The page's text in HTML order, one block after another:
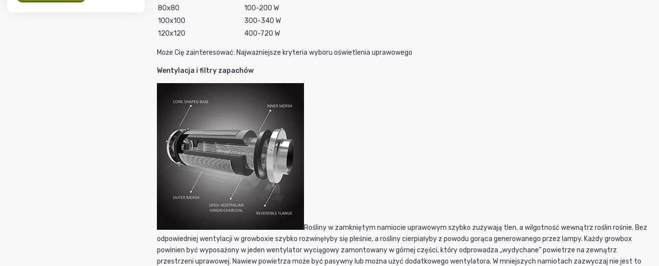
80x80
100-200 W
100x100
300-340 W
120x120
400-720 W
Może Cię zainteresować: Najważniejsze kryteria wyboru oświetlenia uprawowego
Wentylacja i filtry zapachów
Rośliny w zamkniętym namiocie uprawowym szybko zużywają tlen, a wilgotność wewnątrz roślin rośnie. Bez
odpowiedniej wentylacji w growboxie szybko rozwinęłyby się pleśnie, a rośliny cierpiałyby z powodu gorąca generowanego przez lampy. Każdy growbox
powinien być wyposażony w jeden wentylator wyciągowy zamontowany w górnej części, który odprowadza „wydychane” powietrze na zewnątrz
przestrzeni uprawowej. Nawiew powietrza może być pasywny lub można użyć dodatkowego wentylatora. W mniejszych namiotach zazwyczaj nie jest to